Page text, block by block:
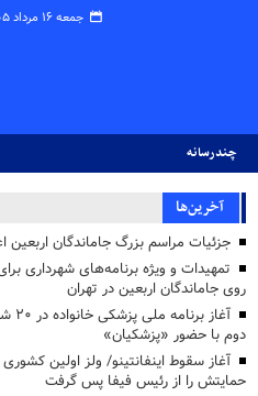
جمعه ۱۶ مرداد ۱۴۰۵ -
چندرسانه
آخرین‌ها
جزئیات مراسم بزرگ جاماندگان اربعین
تمهیدات و ویژه برنامه‌های شهرداری
روی جاماندگان اربعین در تهران
آغاز
دوم با حضور «پزشکیان»
آغاز سقوط اینفانتینو/ ولز اولین
حمایتش را از رئیس فیفا پس گرفت